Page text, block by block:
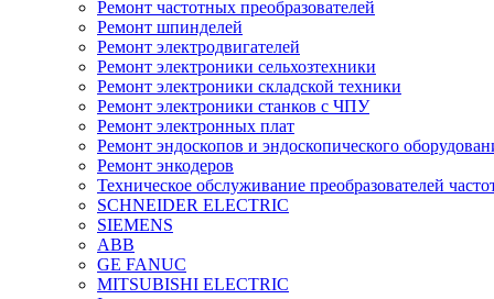
Ремонт частотных преобразователей
Ремонт шпинделей
Ремонт электродвигателей
Ремонт электроники сельхозтехники
Ремонт электроники складской техники
Ремонт электроники станков с ЧПУ
Ремонт электронных плат
Ремонт эндоскопов и эндоскопического
Ремонт энкодеров
Техническое обслуживание преобразователей
SCHNEIDER ELECTRIC
SIEMENS
ABB
GE FANUC
MITSUBISHI ELECTRIC